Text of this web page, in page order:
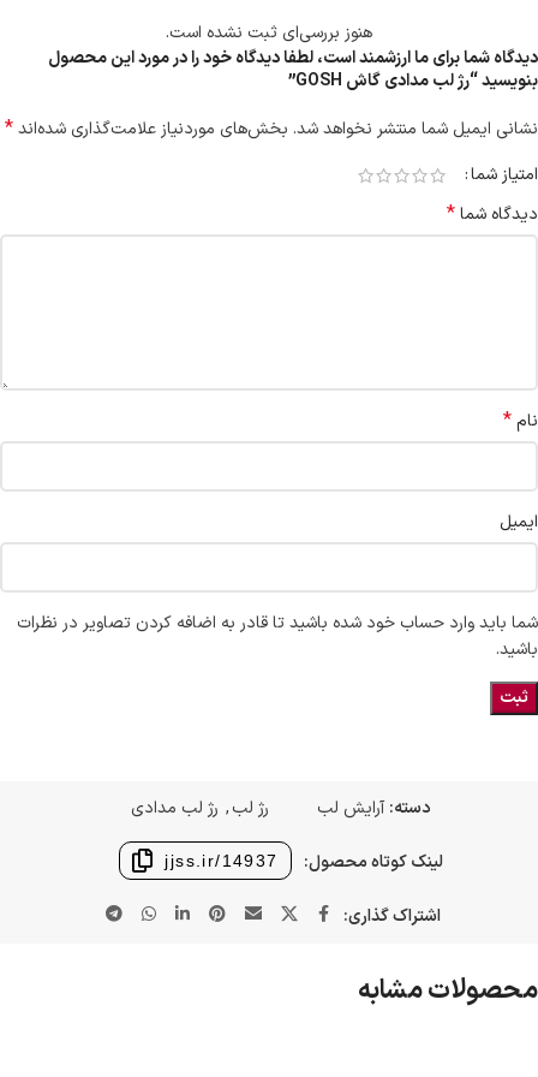
هنوز بررسی‌ای ثبت نشده است.
دیدگاه شما برای ما ارزشمند است، لطفا دیدگاه خود را در مورد این محصول
بنویسید “رژ لب مدادی گاش GOSH”
نشانی ایمیل شما منتشر نخواهد شد. بخش‌های موردنیاز علامت‌گذاری شده‌اند*
امتیاز شما
دیدگاه شما*
نام*
ایمیل
شما باید وارد حساب خود شده باشید تا قادر به اضافه کردن تصاویر در نظرات
باشید.
دسته: آرایش لب رژ لب, رژ لب مدادی
لینک کوتاه محصول: jjss.ir/14937
اشتراک گذاری:
محصولات مشابه